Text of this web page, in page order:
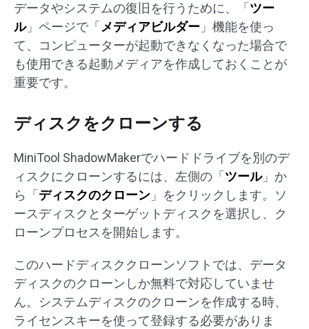
データやシステムの復旧を行うために、「 ツー
ル」ページで「 メディアビルダー 」機能を使っ
て、コンピューターが起動できなくなった場合で
も使用できる起動メディアを作成しておくことが
重要です。
ディスクをクローンする
MiniTool ShadowMakerでハードドライブを別のデ
ィスクにクローンするには、左側の「 ツール」か
ら「 ディスクのクローン 」をクリックします。ソ
ースディスクとターゲットディスクを選択し、ク
ローンプロセスを開始します。
このハードディスククローンソフトでは、データ
ディスクのクローンしか無料で対応していませ
ん。システムディスクのクローンを作成する時、
ライセンスキーを使って登録する必要がありま